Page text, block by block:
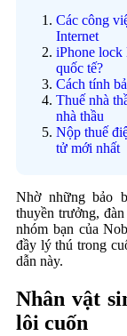
Các công
Internet
iPhone lock
quốc tế?
Cách tính
Thuế nhà
nhà thầu
Nộp thuế
tử mới nhất
Nhờ những bảo
thuyền trưởng,
nhóm bạn của
đầy lý thú trong
dẫn này.
Nhân vật
lôi cuốn